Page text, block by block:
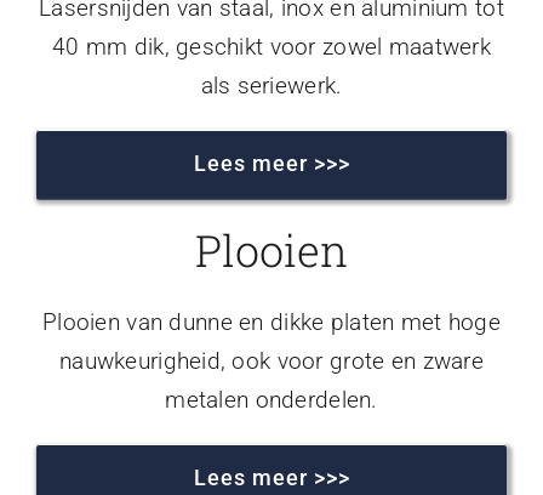
Lasersnijden van staal, inox en aluminium tot
40 mm dik, geschikt voor zowel maatwerk
als seriewerk.
Lees meer >>>
Plooien
Plooien van dunne en dikke platen met hoge
nauwkeurigheid, ook voor grote en zware
metalen onderdelen.
Lees meer >>>